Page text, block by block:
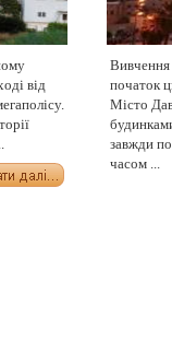
від
Вивчення
початок
Місто
завжди
часом ...